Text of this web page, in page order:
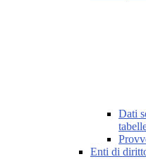
Dati
Enti di